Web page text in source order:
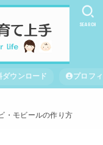
ダウンロード プロフ
SEARCH
・モビールの作り方